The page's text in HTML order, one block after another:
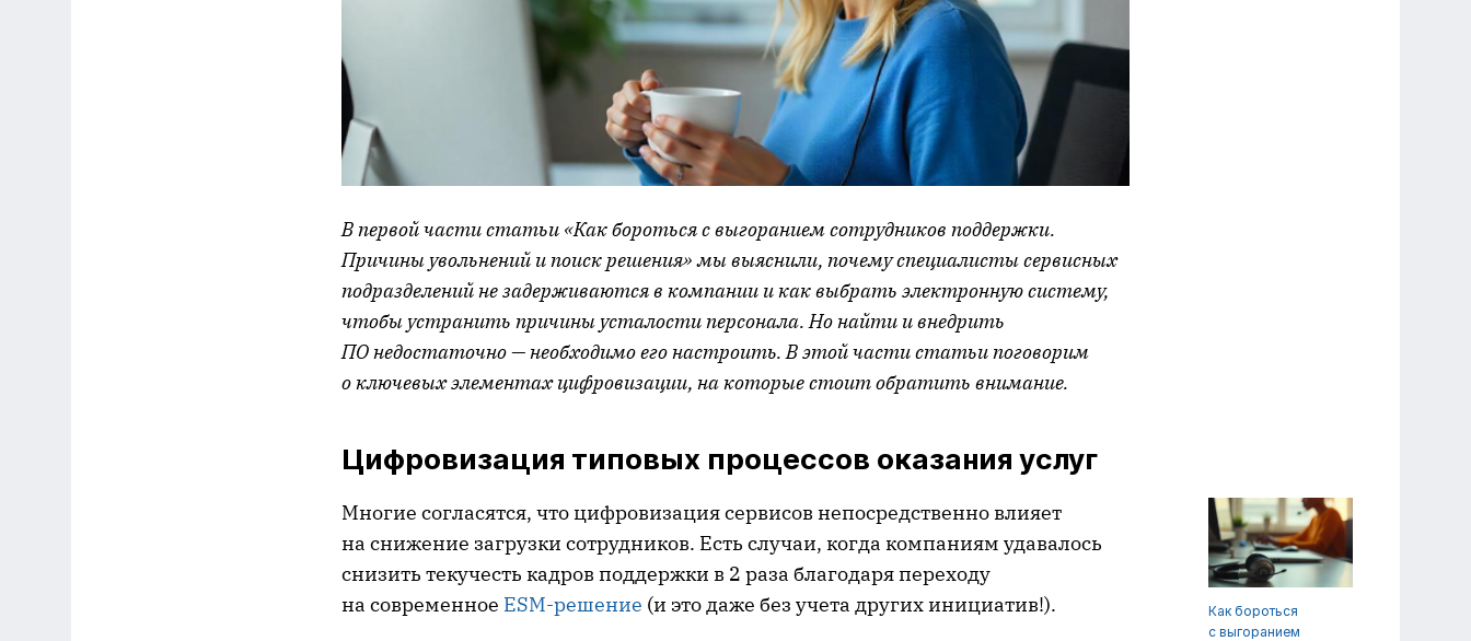
В первой части статьи «Как бороться с выгоранием сотрудников поддержки.
Причины увольнений и поиск решения» мы выяснили, почему специалисты сервисных
подразделений не задерживаются в компании и как выбрать электронную систему,
чтобы устранить причины усталости персонала. Но найти и внедрить
ПО недостаточно — необходимо его настроить. В этой части статьи поговорим
о ключевых элементах цифровизации, на которые стоит обратить внимание.
Цифровизация типовых процессов оказания услуг
Многие согласятся, что цифровизация сервисов непосредственно влияет
на снижение загрузки сотрудников. Есть случаи, когда компаниям удавалось
снизить текучесть кадров поддержки в 2 раза благодаря переходу
на современное ESM-решение (и это даже без учета других инициатив!).
Как бороться
с выгоранием